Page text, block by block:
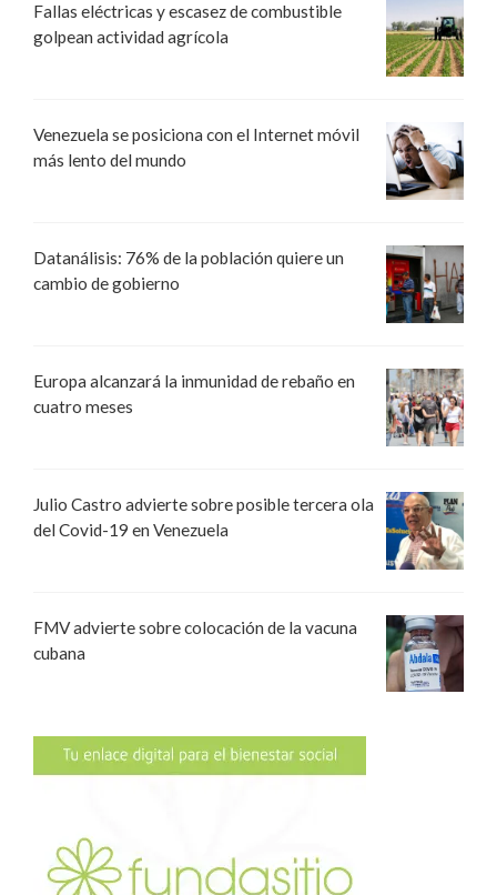
Fallas eléctricas y escasez de combustible
golpean actividad agrícola
Venezuela se posiciona con el Internet móvil
más lento del mundo
Datanálisis: 76% de la población quiere un
cambio de gobierno
Europa alcanzará la inmunidad de rebaño en
cuatro meses
Julio Castro advierte sobre posible tercera ola
del Covid-19 en Venezuela
FMV advierte sobre colocación de la vacuna
cubana